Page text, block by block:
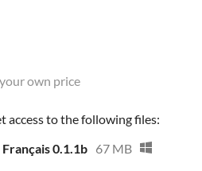
own price
access to the following files:
0.1.1b 67 MB